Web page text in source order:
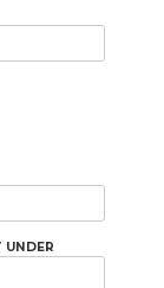
UNDER